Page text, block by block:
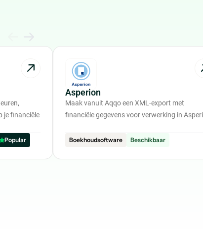
je financiële
Popular
Asperion
Maak vanuit Aqqo een XML-export met
financiële gegevens voor verwerking in
Boekhoudsoftware Beschikbaar